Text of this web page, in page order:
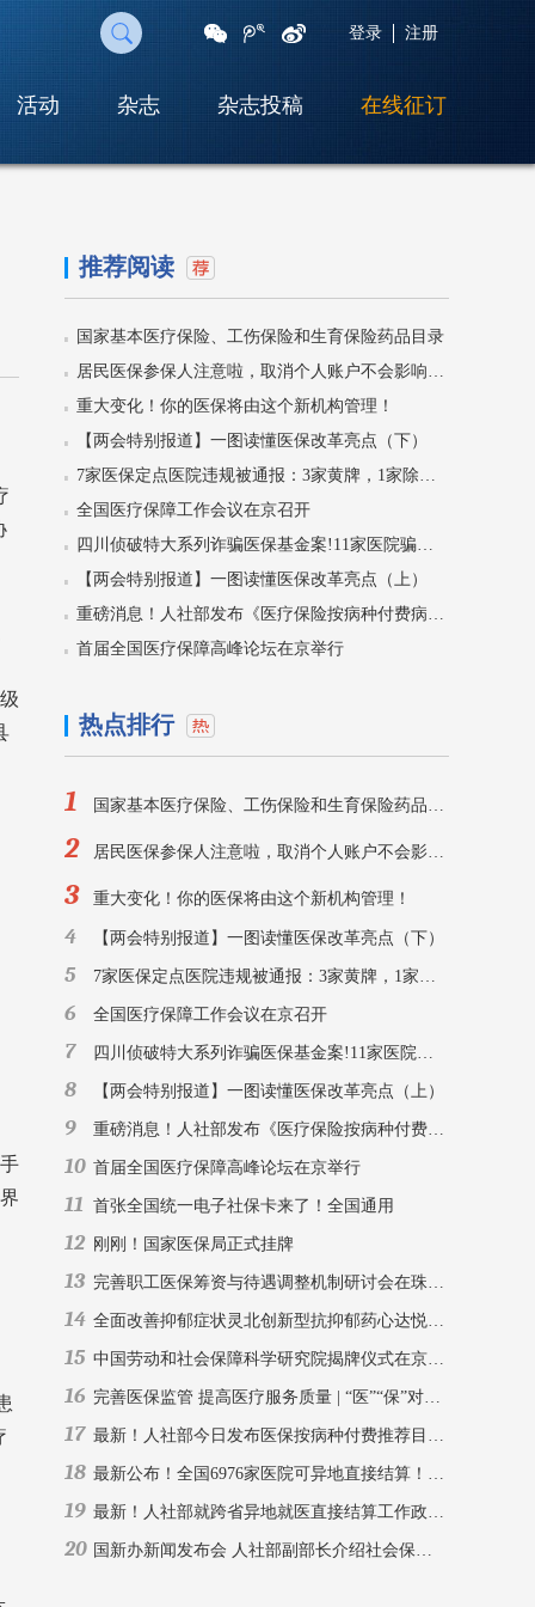
扫
网
页
分
享
朋
友
圈
登录 注册
活动 杂志 杂志投稿 在线征订
推荐阅读
国家基本医疗保险、工伤保险和生育保险药品目录
居民医保参保人注意啦，取消个人账户不会影响门诊待遇！
重大变化！你的医保将由这个新机构管理！
【两会特别报道】一图读懂医保改革亮点（下）
7家医保定点医院违规被通报：3家黄牌，1家除名！
全国医疗保障工作会议在京召开
四川侦破特大系列诈骗医保基金案!11家医院骗保5400万，59人被刑拘！
【两会特别报道】一图读懂医保改革亮点（上）
重磅消息！人社部发布《医疗保险按病种付费病种推荐目录》
首届全国医疗保障高峰论坛在京举行
热点排行
1 国家基本医疗保险、工伤保险和生育保险药品目录
2 居民医保参保人注意啦，取消个人账户不会影响门诊待遇！
3 重大变化！你的医保将由这个新机构管理！
4 【两会特别报道】一图读懂医保改革亮点（下）
5 7家医保定点医院违规被通报：3家黄牌，1家除名！
6 全国医疗保障工作会议在京召开
7 四川侦破特大系列诈骗医保基金案!11家医院骗保5400万，59人被刑拘！
8 【两会特别报道】一图读懂医保改革亮点（上）
9 重磅消息！人社部发布《医疗保险按病种付费病种推荐目录》
10 首届全国医疗保障高峰论坛在京举行
11 首张全国统一电子社保卡来了！全国通用
12 刚刚！国家医保局正式挂牌
13 完善职工医保筹资与待遇调整机制研讨会在珠海召开
14 全面改善抑郁症状灵北创新型抗抑郁药心达悦®（氢溴酸伏硫西汀片）中国上市
15 中国劳动和社会保障科学研究院揭牌仪式在京举行
16 完善医保监管 提高医疗服务质量 | “医”“保”对话论坛（第九期·西安）
17 最新！人社部今日发布医保按病种付费推荐目录（后附表）
18 最新公布！全国6976家医院可异地直接结算！（附全国社保经办机构联系方式）
19 最新！人社部就跨省异地就医直接结算工作政策解读
20 国新办新闻发布会 人社部副部长介绍社会保障有关情况并答记者问